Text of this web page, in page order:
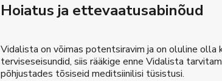
Hoiatus ja ettevaatusabinõud
Vidalista on võimas potentsiravim ja on oluline
terviseseisundid, siis rääkige enne Vidalista
põhjustades tõsiseid meditsiinilisi tüsistusi.